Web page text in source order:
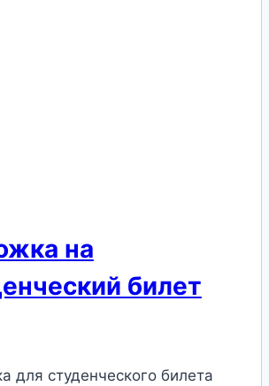
на
билет
для студенческого билета